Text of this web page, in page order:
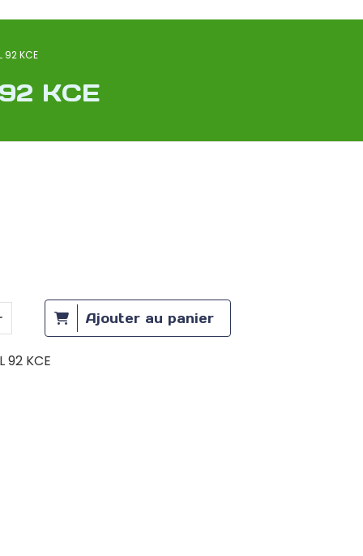
92 KCE
KCE
Ajouter au panier
92 KCE